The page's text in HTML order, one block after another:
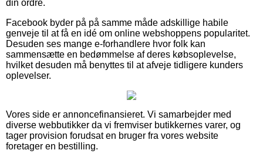
din ordre.
Facebook byder på på samme måde adskillige habile
genveje til at få en idé om online webshoppens popularitet.
Desuden ses mange e-forhandlere hvor folk kan
sammensætte en bedømmelse af deres købsoplevelse,
hvilket desuden må benyttes til at afveje tidligere kunders
oplevelser.
Vores side er annoncefinansieret. Vi samarbejder med
diverse webbutikker da vi fremviser butikkernes varer, og
tager provision forudsat en bruger fra vores website
foretager en bestilling.